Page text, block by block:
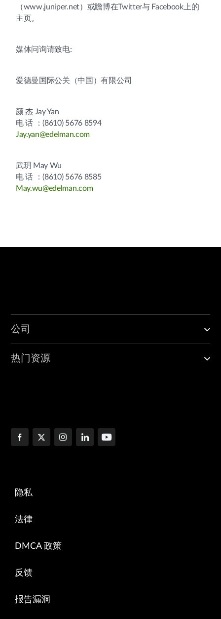
（www.juniper.net）或瞻博在Twitter与 Facebook上的
主页。
媒体问询请致电:
爱德曼国际公关（中国）有限公司
颜 杰 Jay Yan
电 话 ：(8610) 5676 8594
Jay.yan@edelman.com
武玥 May Wu
电 话 ：(8610) 5676 8585
May.wu@edelman.com
公司
热门资源
隐私
法律
DMCA 政策
反馈
报告漏洞